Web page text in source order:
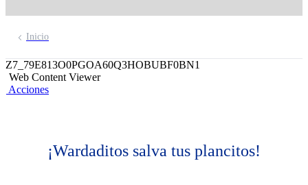
Inicio
Z7_79E813O0PGOA60Q3HOBUBF0BN1
Web Content Viewer
Acciones
¡Wardaditos salva tus plancitos!